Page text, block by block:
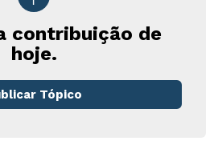
contribuição de
hoje.
Tópico